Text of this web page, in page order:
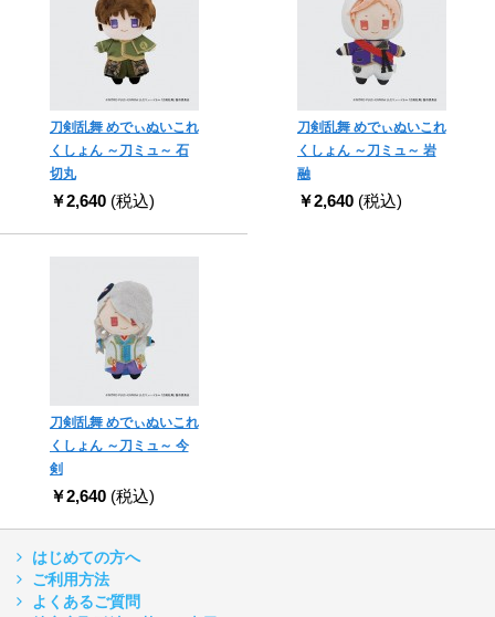
刀剣乱舞 めでぃぬいこれ
くしょん ～刀ミュ～ 石
切丸
￥2,640 (税込)
刀剣乱舞 めでぃぬいこれ
くしょん ～刀ミュ～ 岩
融
￥2,640 (税込)
刀剣乱舞 めでぃぬいこれ
くしょん ～刀ミュ～ 今
剣
￥2,640 (税込)
はじめての方へ
ご利用方法
よくあるご質問